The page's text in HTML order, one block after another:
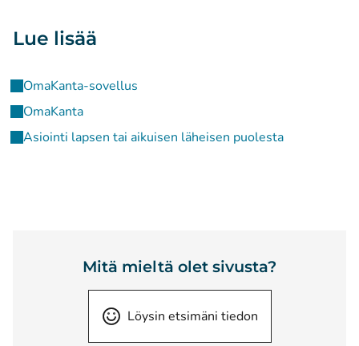
Lue lisää
OmaKanta-sovellus
OmaKanta
Asiointi lapsen tai aikuisen läheisen puolesta
Mitä mieltä olet sivusta?
Löysin etsimäni tiedon